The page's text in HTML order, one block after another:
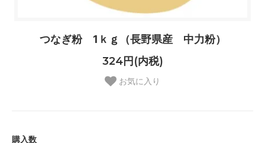
つなぎ粉 1ｋｇ（長野県産 中力粉）
324円(内税)
お気に入り
購入数